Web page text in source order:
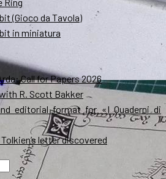
(Gioco da Tavola)
in miniatura
Call for Papers 2026
R. Scott Bakker
editorial format for «I Quaderni di
letter discovered